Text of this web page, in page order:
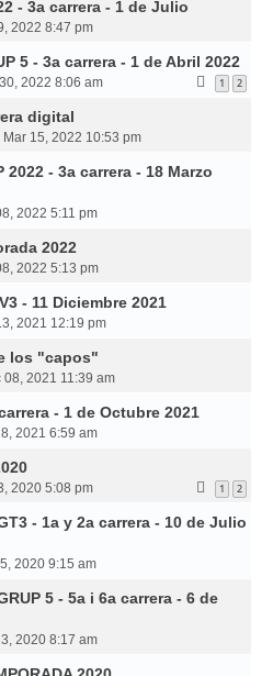
- 3a carrera - 1 de Julio
2022 8:47 pm
5 - 3a carrera - 1 de Abril 2022
2022 8:06 am 1 2
digital
Mar 15, 2022 10:53 pm
2022 - 3a carrera - 18 Marzo
2022 5:11 pm
2022
2022 5:13 pm
- 11 Diciembre 2021
2021 12:19 pm
los "capos"
08, 2021 11:39 am
- 1 de Octubre 2021
2021 6:59 am
2020 5:08 pm 1 2
- 1a y 2a carrera - 10 de Julio
2020 9:15 am
5 - 5a i 6a carrera - 6 de
2020 8:17 am